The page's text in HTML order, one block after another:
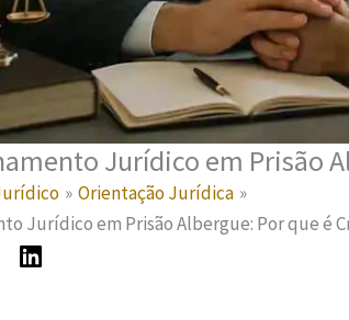
Jurídico em Prisão
Orientação Jurídica
Jurídico em Prisão Albergue: Por que é